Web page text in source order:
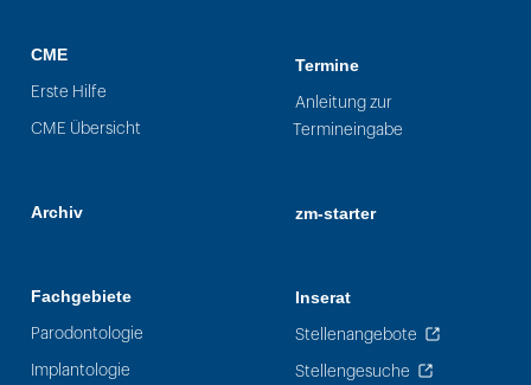
CME
Erste Hilfe
CME Übersicht
Archiv
Fachgebiete
Parodontologie
Implantologie
Termine
Anleitung zur
Termineingabe
zm-starter
Inserat
Stellenangebote
Stellengesuche